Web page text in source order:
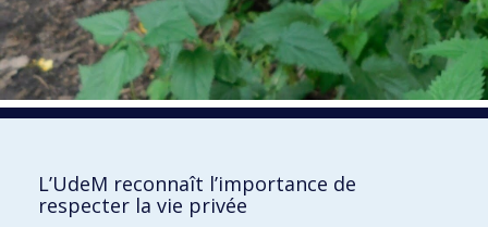
Pruche du Canada
L’UdeM reconnaît l’importance de
respecter la vie privée